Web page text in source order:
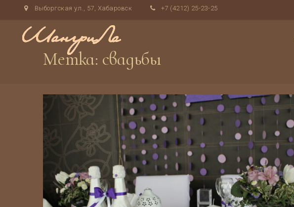
Выборгская ул., 57, Хабаровск +7 (4212) 25-23-25
Метка: свадьбы